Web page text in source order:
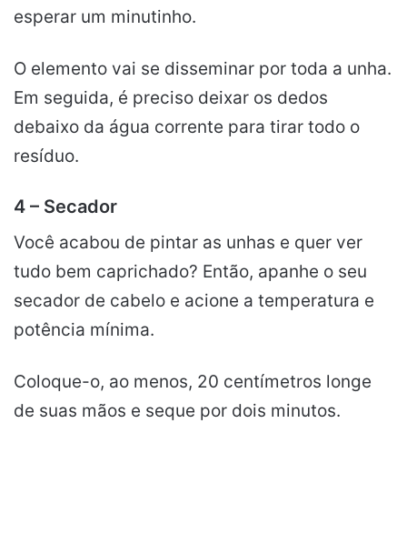
esperar um minutinho.
O elemento vai se disseminar por toda a unha.
Em seguida, é preciso deixar os dedos
debaixo da água corrente para tirar todo o
resíduo.
4 – Secador
Você acabou de pintar as unhas e quer ver
tudo bem caprichado? Então, apanhe o seu
secador de cabelo e acione a temperatura e
potência mínima.
Coloque-o, ao menos, 20 centímetros longe
de suas mãos e seque por dois minutos.